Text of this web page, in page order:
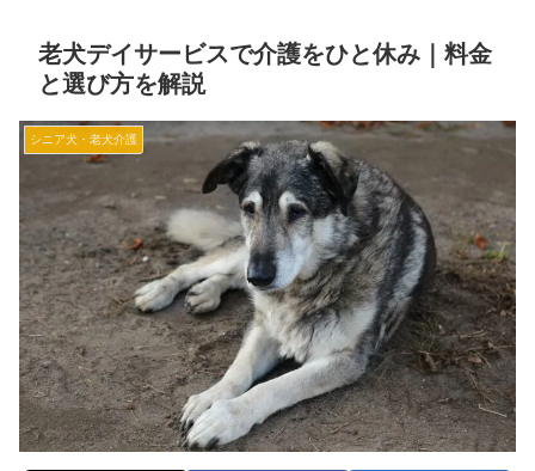
老犬デイサービスで介護をひと休み｜料金
と選び方を解説
シニア犬・老犬介護